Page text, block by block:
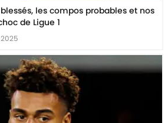
les compos probables et nos
de Ligue 1